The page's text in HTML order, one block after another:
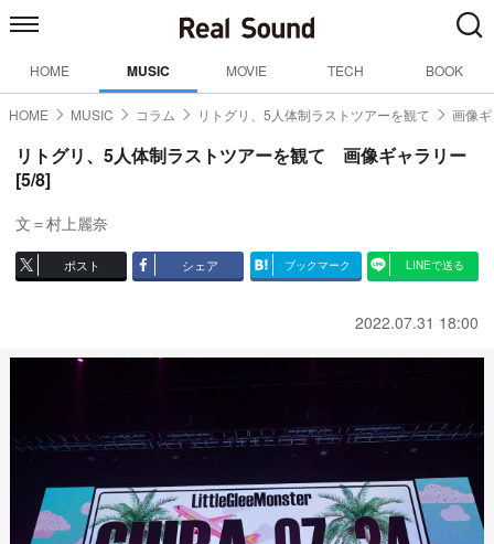
HOME MUSIC MOVIE TECH BOOK
HOME MUSIC コラム リトグリ、5人体制ラストツアーを観て 画像
リトグリ、5人体制ラストツアーを観て 画像ギャラリー
[5/8]
文＝村上麗奈
ポスト シェア ブックマーク LINEで送る
2022.07.31 18:00